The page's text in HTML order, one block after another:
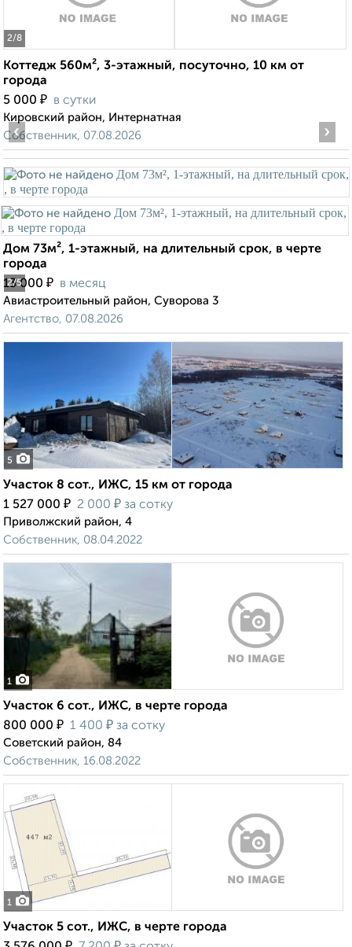
2/8
Коттедж 560м², 3-этажный, посуточно, 10 км от
города
5 000 ₽ в сутки
Кировский район, Интернатная
Собственник, 07.08.2026
2/5
‹ ›
Дом 73м², 1-этажный, на длительный срок, в черте
города
13 000 ₽ в месяц
Авиастроительный район, Суворова 3
Агентство, 07.08.2026
5
Участок 8 сот., ИЖС, 15 км от города
1 527 000 ₽ 2 000 ₽ за сотку
Приволжский район, 4
Собственник, 08.04.2022
1
Участок 6 сот., ИЖС, в черте города
800 000 ₽ 1 400 ₽ за сотку
Советский район, 84
Собственник, 16.08.2022
1
Участок 5 сот., ИЖС, в черте города